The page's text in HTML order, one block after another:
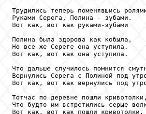
Трудились теперь поменявшись
Руками Серега, Полина - зубами.
Вот как, вот как руками-зубами
Полина была здорова как кобыла,
Но все же Сереге она уступила.
Вот как, вот как она уступила.
Что дальше случилось помнится
Вернулись Серега с Полиной под
Вот как, вот как вернулись под
Тотчас по деревне пошли
Что будто им встретились серые
Вот как, вот как пошли кривотолки.